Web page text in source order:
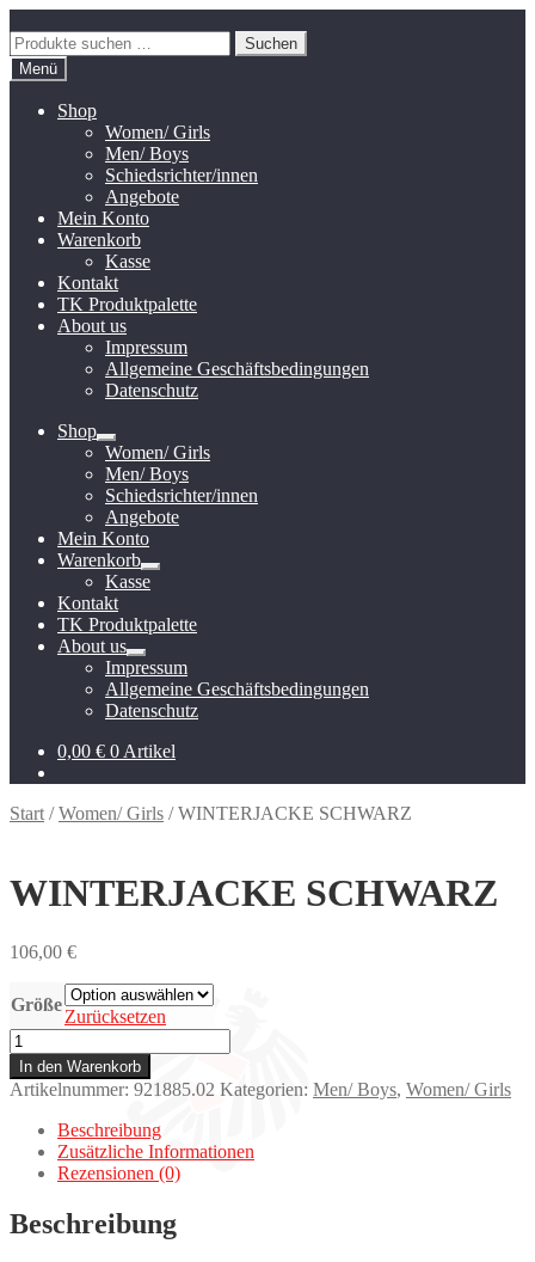
Navigation
springen
Inhalt
springen
Suchen
nach:
Suchen
Menü
Shop
Women/ Girls
Men/ Boys
Schiedsrichter/innen
Angebote
Mein Konto
Warenkorb
Kasse
Kontakt
TK Produktpalette
About us
Impressum
Allgemeine Geschäftsbedingungen
Datenschutz
Shop
Untermenü
öffnen
Women/ Girls
Men/ Boys
Schiedsrichter/innen
Angebote
Mein Konto
Warenkorb
Untermenü
öffnen
Kasse
Kontakt
TK Produktpalette
About us
Untermenü
öffnen
Impressum
Allgemeine Geschäftsbedingungen
Datenschutz
0,00 € 0 Artikel
Start /Women/ Girls /WINTERJACKE SCHWARZ
WINTERJACKE SCHWARZ
106,00 €
Größe
Zurücksetzen
WINTERJACKE
SCHWARZ
Menge
In den Warenkorb
Artikelnummer: 921885.02 Kategorien: Men/ Boys, Women/ Girls
Beschreibung
Zusätzliche Informationen
Rezensionen (0)
Beschreibung